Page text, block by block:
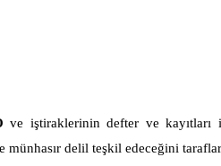
ve iştiraklerinin defter ve kayıtları
münhasır delil teşkil edeceğini